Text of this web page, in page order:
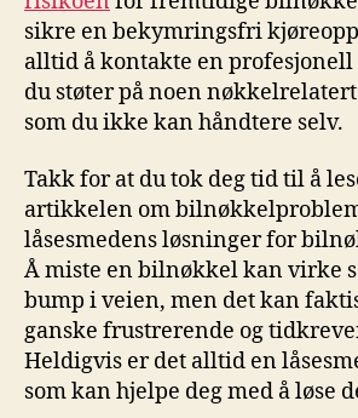
sikre en ​bekymringsfri⁣
alltid⁢ å kontakte en profesjonell⁣
du støter på noen
som du ikke kan‌ håndtere selv.
Takk for at du tok deg tid til å
artikkelen om
låsesmedens løsninger for
Å ⁢miste en bilnøkkel kan virke
bump i ​veien, men ⁢det kan
ganske ‍frustrerende og
Heldigvis ⁤er‌ det alltid en
som kan hjelpe deg⁣ med å ‍løse